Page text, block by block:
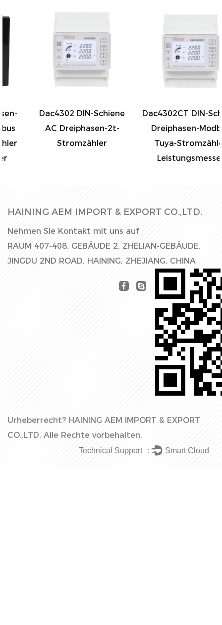
Dac4302 DIN-Schiene
AC Dreiphasen-2t-
Stromzähler
Dac4302CT DIN-Schiene
Dreiphasen-Modbus
Tuya-Stromzähler
Leistungsmesser
HAINING AEM IMPORT & EXPORT CO.,LTD.
Nehmen Sie Kontakt mit uns auf
RAUM 407-408, GEBÄUDE 2, ZHELIAN-GEBÄUDE,
JINGDU 2ND ROAD, HAINING, ZHEJIANG, CHINA
Urheberrecht? HAINING AEM IMPORT & EXPORT
CO.,LTD. Alle Rechte vorbehalten.
Technical Support ： Smart Cloud